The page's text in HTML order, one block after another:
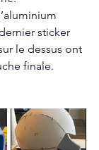
sticker
le dessus ont
finale.